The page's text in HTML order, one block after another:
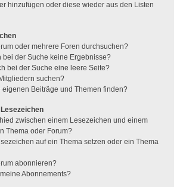
hinzufügen oder diese wieder aus den Listen
oder mehrere Foren durchsuchen?
bei der Suche keine Ergebnisse?
bei der Suche eine leere Seite?
suchen?
eigenen Beiträge und Themen finden?
zwischen einem Lesezeichen und einem
Thema oder Forum?
auf ein Thema setzen oder ein Thema
abonnieren?
Abonnements?